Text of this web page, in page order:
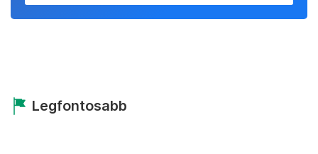
Legfontosabb